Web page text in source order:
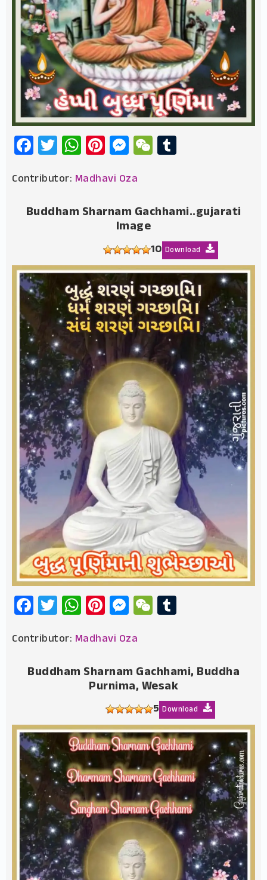
Facebook
Twitter
WhatsApp
Pinterest
Messenger
WeChat
Contributor: Madhavi Oza
Buddham Sharnam Gachhami..gujarati
Image
10 Download
Facebook
Twitter
WhatsApp
Pinterest
Messenger
WeChat
Contributor: Madhavi Oza
Buddham Sharnam Gachhami, Buddha
Purnima, Wesak
5 Download